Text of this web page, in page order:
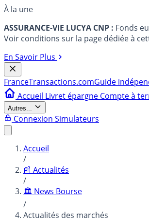
À la une
ASSURANCE-VIE LUCYA CNP : Fonds
Voir conditions sur la page dédiée à
En Savoir Plus
FranceTransactions.comGuide
Accueil Livret épargne Compte à
Autres...
Connexion Simulateurs
Accueil
/
📰 Actualités
/
🏛️ News Bourse
/
Actualités des marchés